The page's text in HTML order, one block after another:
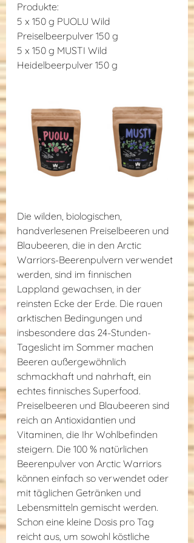
Produkte:
5 x 150 g PUOLU Wild
Preiselbeerpulver 150 g
5 x 150 g MUSTI Wild
Heidelbeerpulver 150 g
Die wilden, biologischen,
handverlesenen Preiselbeeren und
Blaubeeren, die in den Arctic
Warriors-Beerenpulvern verwendet
werden, sind im finnischen
Lappland gewachsen, in der
reinsten Ecke der Erde. Die rauen
arktischen Bedingungen und
insbesondere das 24-Stunden-
Tageslicht im Sommer machen
Beeren außergewöhnlich
schmackhaft und nahrhaft, ein
echtes finnisches Superfood.
Preiselbeeren und Blaubeeren sind
reich an Antioxidantien und
Vitaminen, die Ihr Wohlbefinden
steigern. Die 100 % natürlichen
Beerenpulver von Arctic Warriors
können einfach so verwendet oder
mit täglichen Getränken und
Lebensmitteln gemischt werden.
Schon eine kleine Dosis pro Tag
reicht aus, um sowohl köstliche